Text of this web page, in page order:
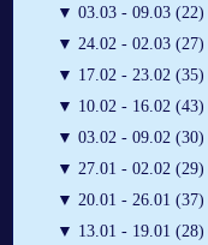
▼ 03.03 - 09.03 (22)
▼ 24.02 - 02.03 (27)
▼ 17.02 - 23.02 (35)
▼ 10.02 - 16.02 (43)
▼ 03.02 - 09.02 (30)
▼ 27.01 - 02.02 (29)
▼ 20.01 - 26.01 (37)
▼ 13.01 - 19.01 (28)